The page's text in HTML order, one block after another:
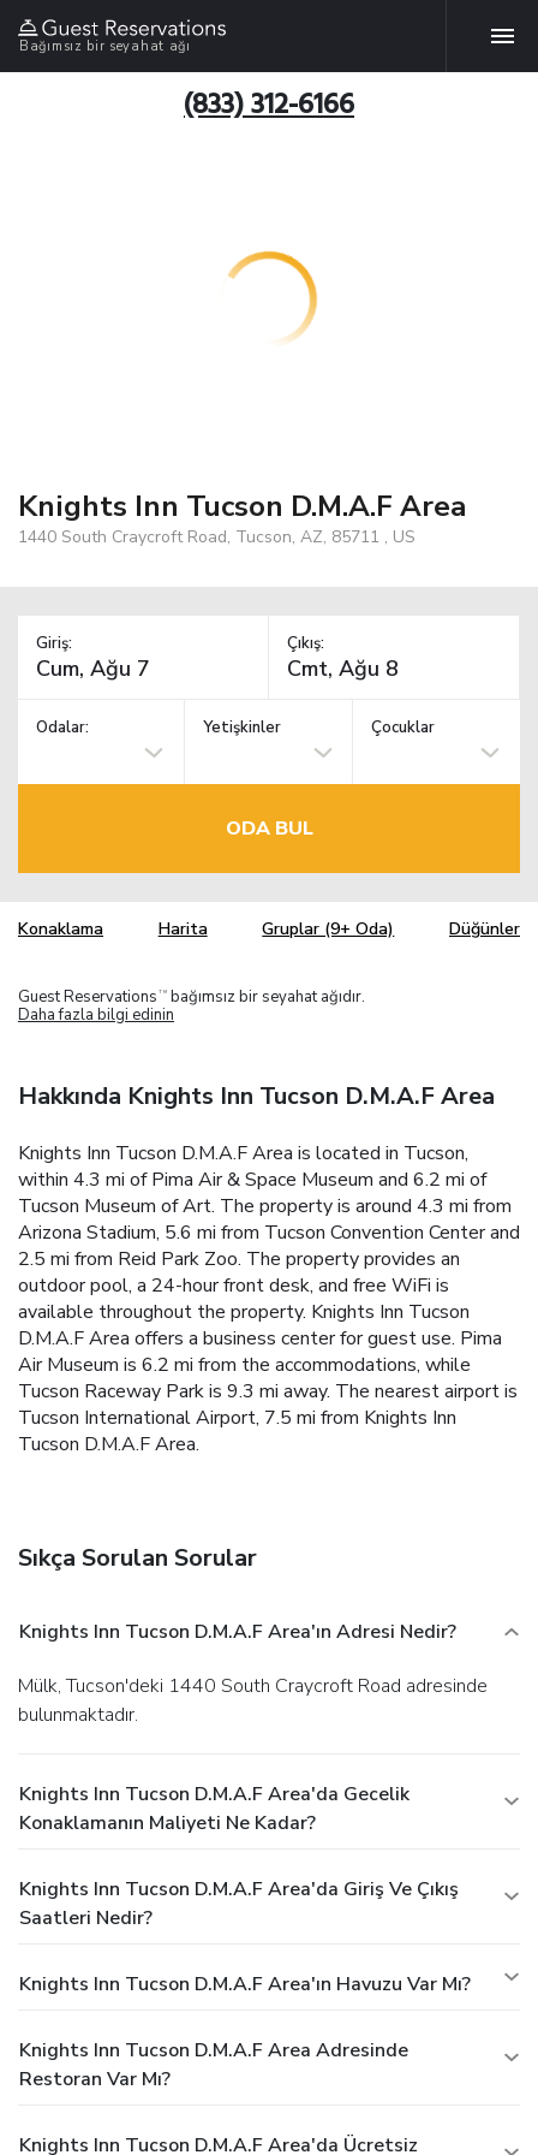
Bağımsız bir seyahat ağı
(833) 312-6166
Knights Inn Tucson D.M.A.F Area
1440 South Craycroft Road, Tucson, AZ, 85711 , US
Giriş: Çıkış:
Odalar: Yetişkinler Çocuklar
ODA BUL
Konaklama Harita Gruplar (9+ Oda) Düğünler
Guest Reservations TM bağımsız bir seyahat ağıdır.
Daha fazla bilgi edinin
Hakkında Knights Inn Tucson D.M.A.F Area
Knights Inn Tucson D.M.A.F Area is located in Tucson,
within 4.3 mi of Pima Air & Space Museum and 6.2 mi of
Tucson Museum of Art. The property is around 4.3 mi from
Arizona Stadium, 5.6 mi from Tucson Convention Center and
2.5 mi from Reid Park Zoo. The property provides an
outdoor pool, a 24-hour front desk, and free WiFi is
available throughout the property. Knights Inn Tucson
D.M.A.F Area offers a business center for guest use. Pima
Air Museum is 6.2 mi from the accommodations, while
Tucson Raceway Park is 9.3 mi away. The nearest airport is
Tucson International Airport, 7.5 mi from Knights Inn
Tucson D.M.A.F Area.
Sıkça Sorulan Sorular
Knights Inn Tucson D.M.A.F Area'ın Adresi Nedir?
Mülk, Tucson'deki 1440 South Craycroft Road adresinde
bulunmaktadır.
Knights Inn Tucson D.M.A.F Area'da Gecelik
Konaklamanın Maliyeti Ne Kadar?
Knights Inn Tucson D.M.A.F Area'da Giriş Ve Çıkış
Saatleri Nedir?
Knights Inn Tucson D.M.A.F Area'ın Havuzu Var Mı?
Knights Inn Tucson D.M.A.F Area Adresinde
Restoran Var Mı?
Knights Inn Tucson D.M.A.F Area'da Ücretsiz